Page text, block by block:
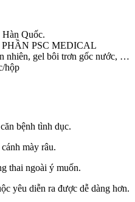
Hàn Quốc.
PHẦN PSC MEDICAL
nhiên, gel bôi trơn gốc nước, …
hộp
bệnh tình dục.
mày râu.
thai ngoài ý muốn.
yêu diễn ra được dễ dàng hơn.